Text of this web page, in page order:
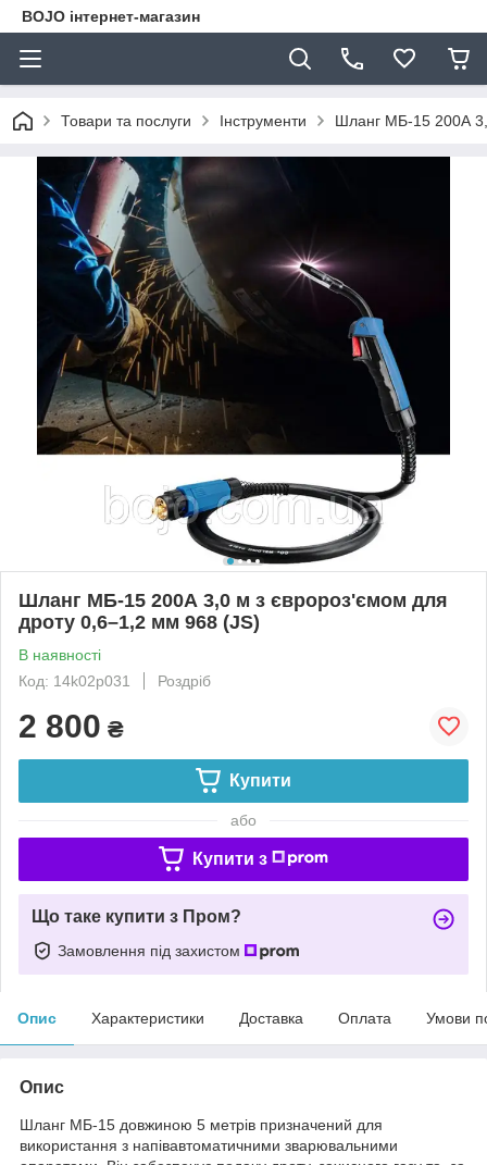
BOJO інтернет-магазин
Товари та послуги Інструменти Шланг МБ-15 200А
Шланг МБ-15 200А 3,0 м з євророз'ємом для
дроту 0,6–1,2 мм 968 (JS)
В наявності
Код: 14k02p031
Роздріб
2 800 ₴
Купити
або
Купити з
Що таке купити з Пром?
Замовлення під захистом
Опис Характеристики Доставка Оплата Умови
Опис
Шланг МБ-15 довжиною 5 метрів призначений для
використання з напівавтоматичними зварювальними